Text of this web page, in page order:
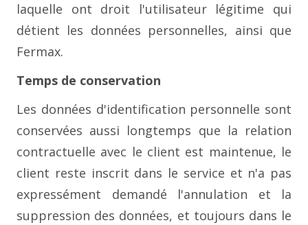
laquelle ont droit l'utilisateur légitime qui
détient les données personnelles, ainsi que
Fermax.
Temps de conservation
Les données d'identification personnelle sont
conservées aussi longtemps que la relation
contractuelle avec le client est maintenue, le
client reste inscrit dans le service et n'a pas
expressément demandé l'annulation et la
suppression des données, et toujours dans le